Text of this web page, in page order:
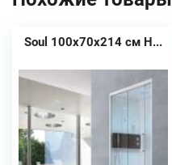
Soul 100х70х214 см H...